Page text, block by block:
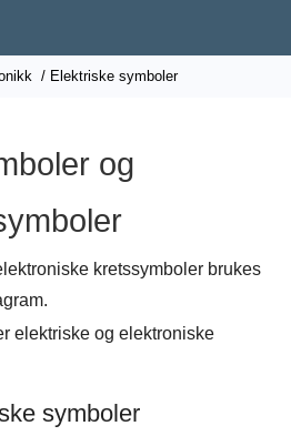
/ Elektriske symboler
og
kretssymboler brukes
elektriske og elektroniske
symboler